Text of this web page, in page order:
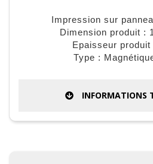
Impression sur
Dimension produit :
Epaisseur produit
Type :
INFORMATIONS